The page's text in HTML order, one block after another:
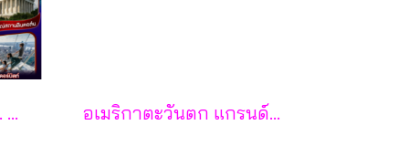
ปีใหม่นี้ไม่อยากอยู่ไทย... อยากไปเปิดใจที่ อเมริกาตะวันออก (นิวยอร์ก นิวเจอร์ซีย์ เพนซิลเวเนีย วอชิงตัน ดี.ซี.) 10 วัน 7 คืน - CI อเมริกาตะวันตก แกรนด์แคนยอนอลังการ ลาสเวกัสตระการตา ดิสนีย์แลนด์เต็มวัน (แอริโซนา ยูทาห์ เนวาดา แคลิฟอร์เนีย) 11 วัน 8 คืน - CI